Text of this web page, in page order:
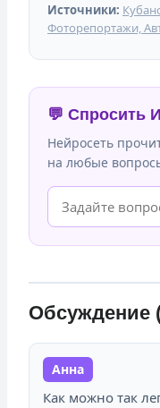
Источники:
Фоторепортажи,
💬 Спросить
Нейросеть
на любые
Обсуждение
Анна
Как можно так